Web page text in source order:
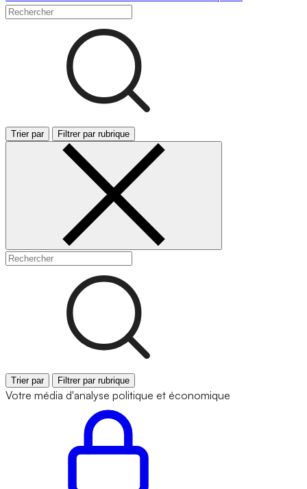
Trier par Filtrer par rubrique
Trier par Filtrer par rubrique
Votre média d'analyse politique et économique